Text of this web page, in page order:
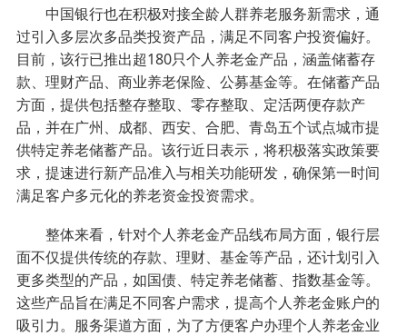
中国银行也在积极对接全龄人群养老服务新需求，通
过引入多层次多品类投资产品，满足不同客户投资偏好。
目前，该行已推出超180只个人养老金产品，涵盖储蓄存
款、理财产品、商业养老保险、公募基金等。在储蓄产品
方面，提供包括整存整取、零存整取、定活两便存款产
品，并在广州、成都、西安、合肥、青岛五个试点城市提
供特定养老储蓄产品。该行近日表示，将积极落实政策要
求，提速进行新产品准入与相关功能研发，确保第一时间
满足客户多元化的养老资金投资需求。
整体来看，针对个人养老金产品线布局方面，银行层
面不仅提供传统的存款、理财、基金等产品，还计划引入
更多类型的产品，如国债、特定养老储蓄、指数基金等。
这些产品旨在满足不同客户需求，提高个人养老金账户的
吸引力。服务渠道方面，为了方便客户办理个人养老金业